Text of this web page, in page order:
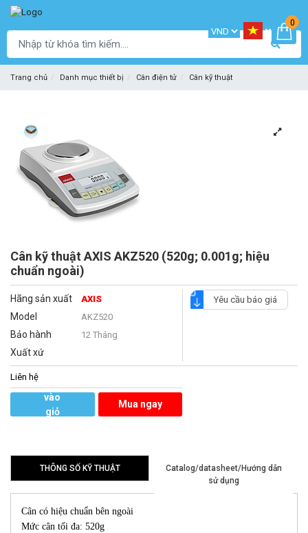
0
Trang chủ Danh mục thiết bị Cân điện tử Cân kỹ thuật
Cân kỹ thuật AXIS AKZ520 (520g; 0.001g; hiệu
chuẩn ngoài)
Hãng sản xuất AXIS
Model AKZ520
Bảo hành 12 Tháng
Xuất xứ
Yêu cầu báo giá
Liên hệ
vào
giỏ
Mua ngay
THÔNG SỐ KỸ THUẬT
Catalog/datasheet/Hướng dẫn
sử dụng
Cân có hiệu chuẩn bên ngoài
Mức cân tối đa: 520g